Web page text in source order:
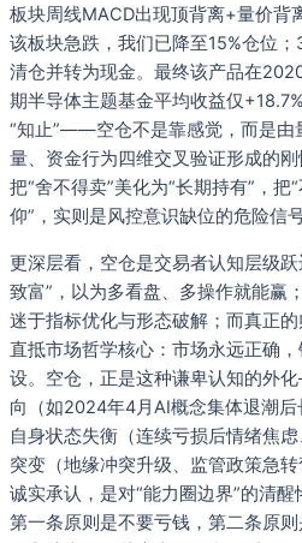
板块周线MACD出现顶背离+量价背
该板块急跌，我们已降至15%仓位
清仓并转为现金。最终该产品在
期半导体主题基金平均收益仅
“知止”——空仓不是靠感觉，而是由
量、资金行为四维交叉验证形成的
把“舍不得卖”美化为“长期持有”，把
仰”，实则是风控意识缺位的危险信号
更深层看，空仓是交易者认知层级
致富”，以为多看盘、多操作就能赢
迷于指标优化与形态破解；而真正
直抵市场哲学核心：市场永远正确
设。空仓，正是这种谦卑认知的外
向（如2024年4月AI概念集体退潮
自身状态失衡（连续亏损后情绪焦
突变（地缘冲突升级、监管政策急
诚实承认，是对“能力圈边界”的清
第一条原则是不要亏钱，第二条原